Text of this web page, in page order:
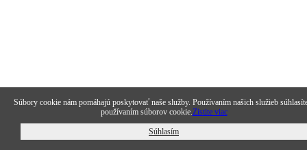
Súbory cookie nám pomáhajú poskytovať naše služby. Používaním našich služieb
používaním súborov cookie.Zistite viac
Súhlasím